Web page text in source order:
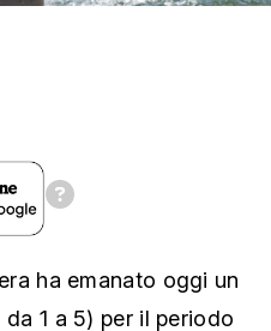
ha emanato oggi un
1 a 5) per il periodo